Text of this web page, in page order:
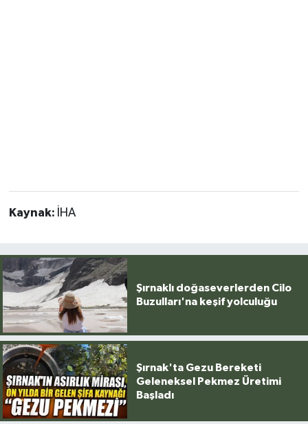
Kaynak: İHA
Şırnaklı doğaseverlerden Cilo
Buzulları'na keşif yolculuğu
Şırnak'ta Gezu Bereketi
Geleneksel Pekmez Üretimi
Başladı